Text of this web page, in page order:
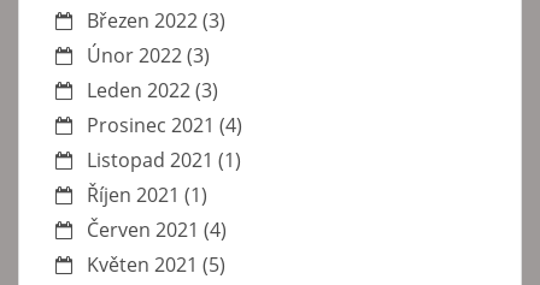
Březen 2022(3)
Únor 2022(3)
Leden 2022(3)
Prosinec 2021 (4)
Listopad 2021 (1)
Říjen 2021 (1)
Červen 2021 (4)
Květen 2021 (5)